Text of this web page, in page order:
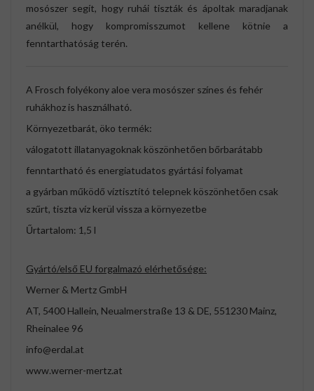
mosószer segít, hogy ruhái tiszták és ápoltak maradjanak
anélkül, hogy kompromisszumot kellene kötnie a
fenntarthatóság terén.
A Frosch folyékony aloe vera mosószer színes és fehér
ruhákhoz is használható.
Környezetbarát, öko termék:
válogatott illatanyagoknak köszönhetően bőrbarátabb
fenntartható és energiatudatos gyártási folyamat
a gyárban működő víztisztító telepnek köszönhetően csak
szűrt, tiszta víz kerül vissza a környezetbe
Űrtartalom: 1,5 l
Gyártó/első EU forgalmazó elérhetősége:
Werner & Mertz GmbH
AT, 5400 Hallein, Neualmerstraße 13 & DE, 551230 Mainz,
Rheinalee 96
info@erdal.at
www.werner-mertz.at